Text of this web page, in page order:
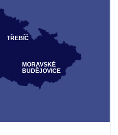
MORAVSKÉ
BUDĚJOVICE
TŘEBÍČ